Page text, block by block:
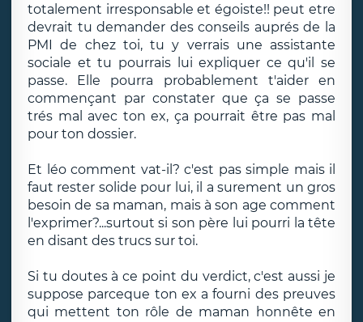
totalement irresponsable et égoiste!! peut etre
devrait tu demander des conseils auprés de la
PMI de chez toi, tu y verrais une assistante
sociale et tu pourrais lui expliquer ce qu'il se
passe. Elle pourra probablement t'aider en
commençant par constater que ça se passe
trés mal avec ton ex, ça pourrait être pas mal
pour ton dossier.
Et léo comment vat-il? c'est pas simple mais il
faut rester solide pour lui, il a surement un gros
besoin de sa maman, mais à son age comment
l'exprimer?...surtout si son père lui pourri la tête
en disant des trucs sur toi.
Si tu doutes à ce point du verdict, c'est aussi je
suppose parceque ton ex a fourni des preuves
qui mettent ton rôle de maman honnête en